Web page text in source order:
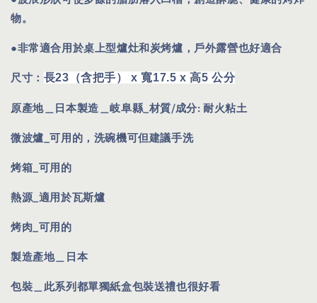
物。
●非常適合用於桌上型爐灶和炭烤爐，戶外露營也好適合
尺寸 ： 長23（含把手） x 寬17.5 x 高5 公分
原產地＿ 日本製造＿岐阜縣_材質/成分: 耐火粘土
微波爐 _可用的，洗碗機可但建議手洗
烤箱 可用的
熱源_ 適用於瓦斯爐
烤肉_可用的
製造產地＿日本
包裝＿此系列都單獨紙盒包裝送禮也很好看